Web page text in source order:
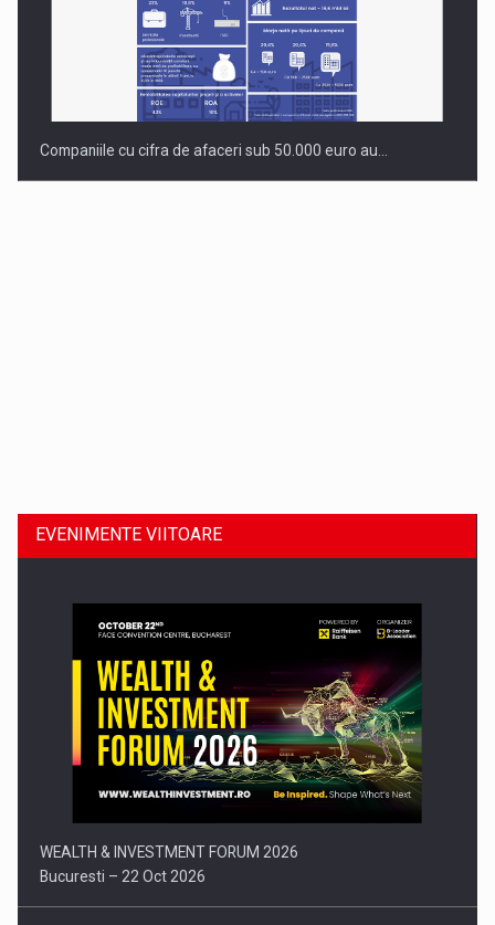
Companiile cu cifra de afaceri sub 50.000 euro au…
Comunicat de presa: Joburile part-time reincep sa intre pe…
EVENIMENTE VIITOARE
WEALTH & INVESTMENT FORUM 2026
Bucuresti – 22 Oct 2026